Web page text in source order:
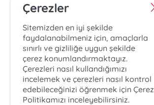
Çerezler
Sitemizden en iyi şekilde
faydalanabilmeniz için, amaçlarla
sınırlı ve gizliliğe uygun şekilde
çerez konumlandırmaktayız.
Çerezleri nasıl kullandığımızı
incelemek ve çerezleri nasıl kontrol
edebileceğinizi öğrenmek için Çerez
Politikamızı inceleyebilirsiniz.